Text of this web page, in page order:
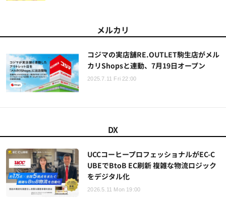
メルカリ
コジマの実店舗RE.OUTLET駒生店がメル
カリShopsと連動、7月19日オープン
2025.7.11 Fri 22:00
DX
UCCコーヒープロフェッショナルがEC-C
UBEでBtoB EC刷新 複雑な物流ロジック
をデジタル化
2026.5.11 Mon 19:00